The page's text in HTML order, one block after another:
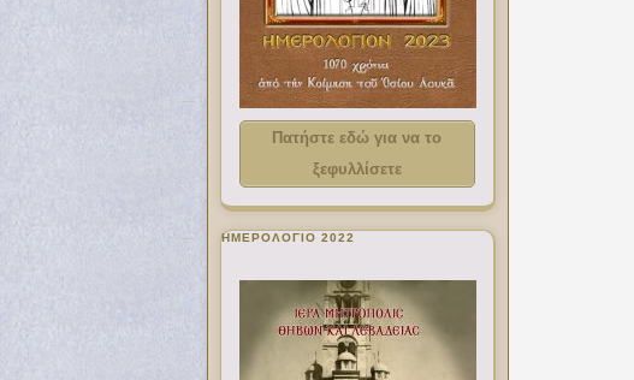
Πατήστε εδώ για να το
ξεφυλλίσετε
ΗΜΕΡΟΛΟΓΙΟ 2022